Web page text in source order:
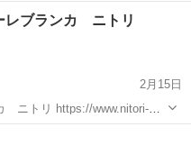
内中心部で引き渡し希望で
渡しになります。 【メー
レブランカ ニトリ
2月15日
ニトリ https://www.nitori-